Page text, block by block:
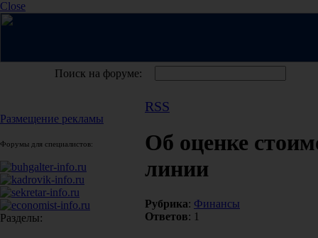
Close
Поиск на форуме:
Размещение рекламы
Форумы для специалистов:
Разделы:
RSS
Об оценке
линии
Рубрика: Финансы
Ответов: 1